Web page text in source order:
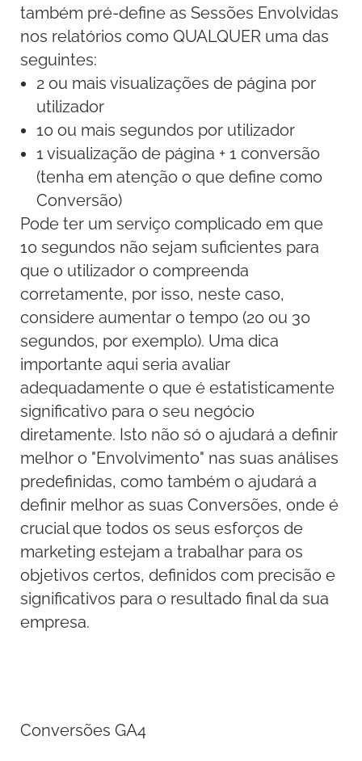
também pré-define as Sessões Envolvidas
nos relatórios como QUALQUER uma das
seguintes:
2 ou mais visualizações de página por
utilizador
10 ou mais segundos por utilizador
1 visualização de página + 1 conversão
(tenha em atenção o que define como
Conversão)
Pode ter um serviço complicado em que
10 segundos não sejam suficientes para
que o utilizador o compreenda
corretamente, por isso, neste caso,
considere aumentar o tempo (20 ou 30
segundos, por exemplo). Uma dica
importante aqui seria avaliar
adequadamente o que é estatisticamente
significativo para o seu negócio
diretamente. Isto não só o ajudará a definir
melhor o "Envolvimento" nas suas análises
predefinidas, como também o ajudará a
definir melhor as suas Conversões, onde é
crucial que todos os seus esforços de
marketing estejam a trabalhar para os
objetivos certos, definidos com precisão e
significativos para o resultado final da sua
empresa.
Conversões GA4